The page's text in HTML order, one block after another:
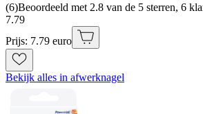
(6)Beoordeeld met 2.8 van de 5 sterren, 6
7.79
Prijs: 7.79 euro
Bekijk alles in afwerknagel